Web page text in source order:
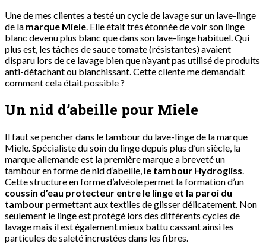
Une de mes clientes a testé un cycle de lavage sur un lave-linge
de la marque Miele. Elle était très étonnée de voir son linge
blanc devenu plus blanc que dans son lave-linge habituel. Qui
plus est, les tâches de sauce tomate (résistantes) avaient
disparu lors de ce lavage bien que n’ayant pas utilisé de produits
anti-détachant ou blanchissant. Cette cliente me demandait
comment cela était possible ?
Un nid d’abeille pour Miele
Il faut se pencher dans le tambour du lave-linge de la marque
Miele. Spécialiste du soin du linge depuis plus d’un siècle, la
marque allemande est la première marque a breveté un
tambour en forme de nid d’abeille, le tambour Hydrogliss
Cette structure en forme d’alvéole permet la formation d’un
coussin d’eau protecteur entre le linge et la paroi du
tambourpermettant aux textiles de glisser délicatement. Non
seulement le linge est protégé lors des différents cycles de
lavage mais il est également mieux battu cassant ainsi les
particules de saleté incrustées dans les fibres.